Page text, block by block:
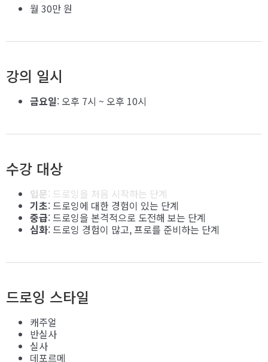
월 30만 원
강의 일시
금요일: 오후 7시 ~ 오후 10시
수강 대상
입문: 드로잉을 처음 시작하는 단계
기초: 드로잉에 대한 경험이 있는 단계
중급: 드로잉을 본격적으로 도전해 보는 단계
심화: 드로잉 경험이 많고, 프로를 준비하는 단계
드로잉 스타일
캐주얼
반실사
실사
데포르메